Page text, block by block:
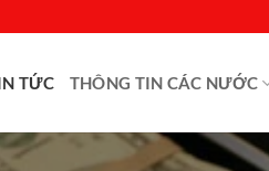
TỨC THÔNG TIN CÁC NƯỚC